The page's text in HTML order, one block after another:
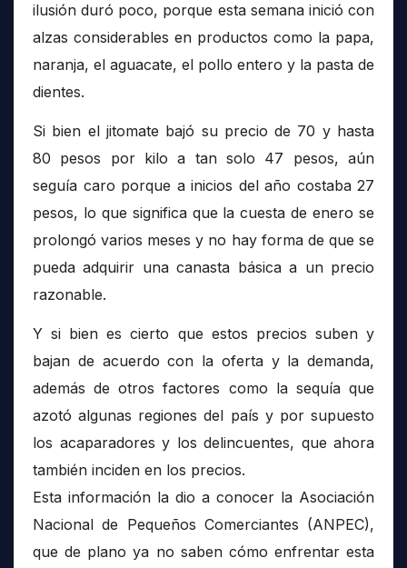
ilusión duró poco, porque esta semana inició con
alzas considerables en productos como la papa,
naranja, el aguacate, el pollo entero y la pasta de
dientes.
Si bien el jitomate bajó su precio de 70 y hasta
80 pesos por kilo a tan solo 47 pesos, aún
seguía caro porque a inicios del año costaba 27
pesos, lo que significa que la cuesta de enero se
prolongó varios meses y no hay forma de que se
pueda adquirir una canasta básica a un precio
razonable.
Y si bien es cierto que estos precios suben y
bajan de acuerdo con la oferta y la demanda,
además de otros factores como la sequía que
azotó algunas regiones del país y por supuesto
los acaparadores y los delincuentes, que ahora
también inciden en los precios.
Esta información la dio a conocer la Asociación
Nacional de Pequeños Comerciantes (ANPEC),
que de plano ya no saben cómo enfrentar esta